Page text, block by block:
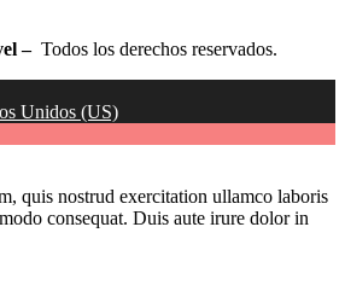
– Todos los derechos reservados.
Unidos (US)
quis nostrud exercitation ullamco laboris
consequat. Duis aute irure dolor in